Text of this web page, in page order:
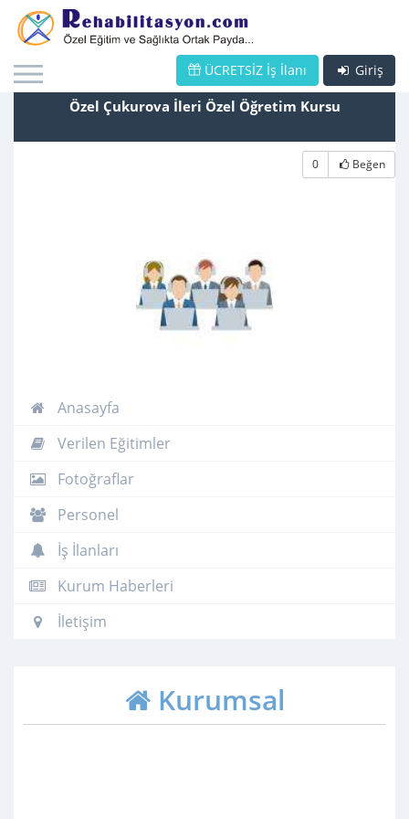
Giriş
ÜCRETSİZ İş İlanı
Özel Çukurova İleri Özel Öğretim Kursu
0 Beğen
Anasayfa
Verilen Eğitimler
Fotoğraflar
Personel
İş İlanları
Kurum Haberleri
İletişim
Kurumsal